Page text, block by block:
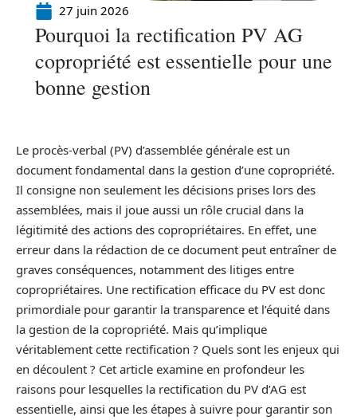
27 juin 2026
Pourquoi la rectification PV AG
copropriété est essentielle pour une
bonne gestion
Le procès-verbal (PV) d’assemblée générale est un
document fondamental dans la gestion d’une copropriété.
Il consigne non seulement les décisions prises lors des
assemblées, mais il joue aussi un rôle crucial dans la
légitimité des actions des copropriétaires. En effet, une
erreur dans la rédaction de ce document peut entraîner de
graves conséquences, notamment des litiges entre
copropriétaires. Une rectification efficace du PV est donc
primordiale pour garantir la transparence et l’équité dans
la gestion de la copropriété. Mais qu’implique
véritablement cette rectification ? Quels sont les enjeux qui
en découlent ? Cet article examine en profondeur les
raisons pour lesquelles la rectification du PV d’AG est
essentielle, ainsi que les étapes à suivre pour garantir son